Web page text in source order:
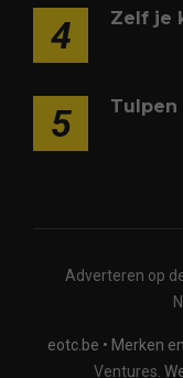
4 Zelf je
5 Tulpen
Adverteren op
eotc.be • Merken
Ventures.